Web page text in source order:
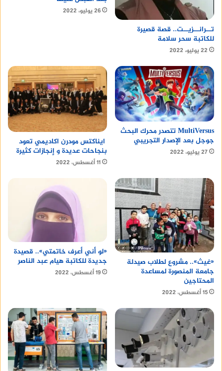
تــرانــزيــت.. قصة قصيرة
للكاتبة سحر سلامة
22 يوليو، 2022
26 يوليو، 2022
MultiVersus تتصدر محرك البحث
جوجل بعد الإصدار التجريبي
27 يوليو، 2022
ايناكتس مودرن اكاديمي تعود
بنجاحات عديدة و إنجازات كثيرة
11 أغسطس، 2022
«غيث».. مشروع لطلاب صيدلة
جامعة المنصورة لمساعدة
المحتاجين
15 أغسطس، 2022
«لو أني أعرف خاتمتي».. قصيدة
جديدة للكاتبة هيام عبد الناصر
19 أغسطس، 2022